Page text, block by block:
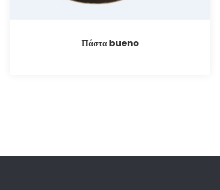
Πάστα bueno